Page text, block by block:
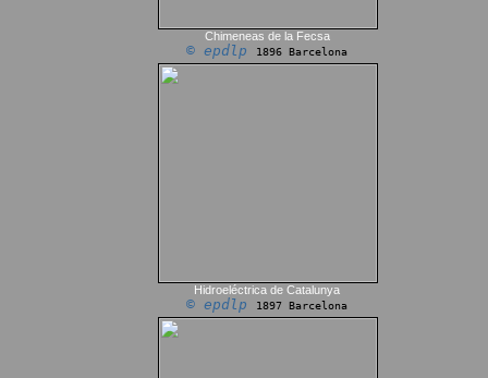
Chimeneas de la Fecsa
© epdlp 1896 Barcelona
Hidroeléctrica de Catalunya
© epdlp 1897 Barcelona